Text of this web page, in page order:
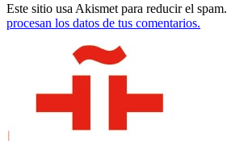
Este sitio usa Akismet para reducir el spam.
procesan los datos de tus comentarios.
principal